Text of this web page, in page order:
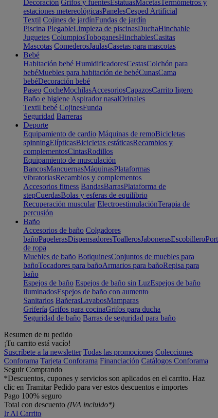
Decoración Grifos y fuentesEstatuasMacetasTermómetros y
estaciones metereológicasPanelesCesped Artificial
Textil Cojines de jardínFundas de jardín
Piscina PlegableLimpieza de piscinasDuchaHinchable
Juguetes ColumpiosToboganesHinchablesCasitas
Mascotas ComederosJaulasCasetas para mascotas
Bebé
Habitación bebé HumidificadoresCestasColchón para
bebéMuebles para habitación de bebéCunasCama
bebéDecoración bebé
Paseo CocheMochilasAccesoriosCapazosCarrito ligero
Baño e higiene Aspirador nasalOrinales
Textil bebé CojinesFunda
Seguridad Barreras
Deporte
Equipamiento de cardio Máquinas de remoBicicletas
spinningElípticasBicicletas estáticasRecambios y
complementosCintasRodillos
Equipamiento de musculación
BancosMancuernasMáquinasPlataformas
vibratoriasRecambios y complementos
Accesorios fitness BandasBarrasPlataforma de
stepCuerdasBolas y esferas de equilibrio
Recuperación muscular ElectroestimulaciónTerapia de
percusión
Baño
Accesorios de baño Colgadores
bañoPapelerasDispensadoresToallerosJabonerasEscobillero
de ropa
Muebles de baño BotiquinesConjuntos de muebles para
bañoTocadores para bañoArmarios para bañoRepisa para
baño
Espejos de baño Espejos de baño sin LuzEspejos de baño
iluminadosEspejos de baño con aumento
Sanitarios BañerasLavabosMamparas
Grifería Grifos para cocinaGrifos para ducha
Seguridad de baño Barras de seguridad para baño
Resumen de tu pedido
¡Tu carrito está vacío!
Suscríbete a la newsletter Todas las promociones Colecciones
Conforama Tarjeta Conforama Financiación Catálogos Conforama
Seguir Comprando
*Descuentos, cupones y servicios son aplicados en el carrito. Haz
clic en Tramitar Pedido para ver estos descuentos e importes
Pago 100% seguro
Total con descuento (IVA incluido*)
Ir Al Carrito